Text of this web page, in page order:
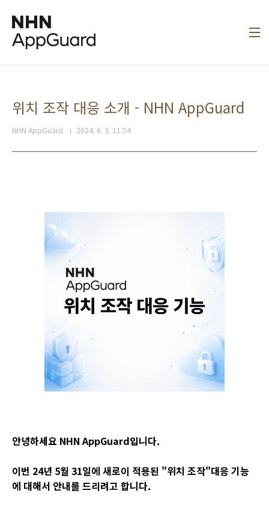
위치 조작 대응 소개 - NHN AppGuard
NHN AppGuard 2024. 6. 3. 11:54
안녕하세요 NHN AppGuard입니다.
이번 24년 5월 31일에 새로이 적용된 "위치 조작"대응 기능
에 대해서 안내를 드리려고 합니다.